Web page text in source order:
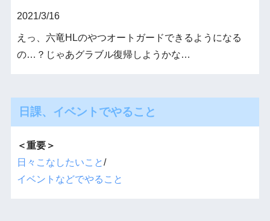
2021/3/16
えっ、六竜HLのやつオートガードできるようになる
の…？じゃあグラブル復帰しようかな…
日課、イベントでやること
＜重要＞
日々こなしたいこと/
イベントなどでやること